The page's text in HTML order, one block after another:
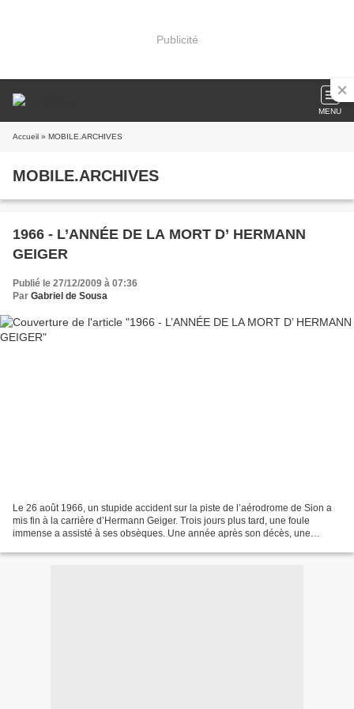
Publicité
MENU
Accueil » MOBILE.ARCHIVES
MOBILE.ARCHIVES
1966 - L’ANNÉE DE LA MORT D’ HERMANN
GEIGER
Publié le 27/12/2009 à 07:36
Par Gabriel de Sousa
Le 26 août 1966, un stupide accident sur la piste de l’aérodrome de Sion a
mis fin à la carrière d’Hermann Geiger. Trois jours plus tard, une foule
immense a assisté à ses obsèques. Une année après son décès, une